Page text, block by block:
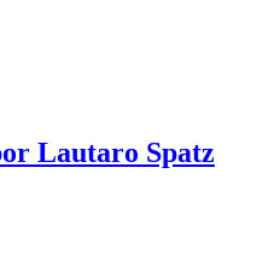
Lautaro Spatz